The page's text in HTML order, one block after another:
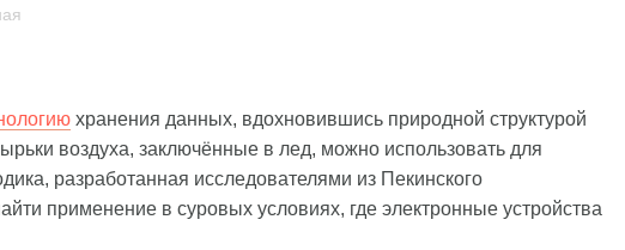
хранения данных, вдохновившись природной структурой
воздуха, заключённые в лед, можно использовать для
разработанная исследователями из Пекинского
применение в суровых условиях, где электронные устройства